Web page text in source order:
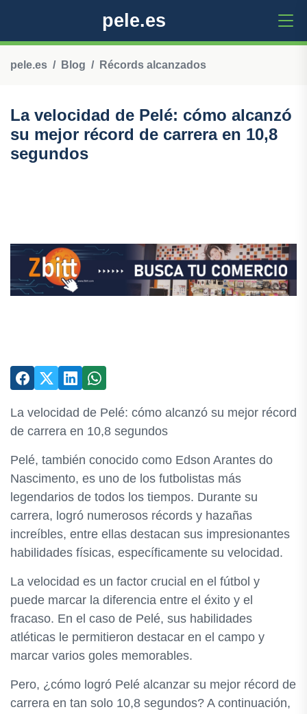
pele.es
pele.es Blog Récords alcanzados
La velocidad de Pelé: cómo alcanzó
su mejor récord de carrera en 10,8
segundos
La velocidad de Pelé: cómo alcanzó su mejor récord
de carrera en 10,8 segundos
Pelé, también conocido como Edson Arantes do
Nascimento, es uno de los futbolistas más
legendarios de todos los tiempos. Durante su
carrera, logró numerosos récords y hazañas
increíbles, entre ellas destacan sus impresionantes
habilidades físicas, específicamente su velocidad.
La velocidad es un factor crucial en el fútbol y
puede marcar la diferencia entre el éxito y el
fracaso. En el caso de Pelé, sus habilidades
atléticas le permitieron destacar en el campo y
marcar varios goles memorables.
Pero, ¿cómo logró Pelé alcanzar su mejor récord de
carrera en tan solo 10,8 segundos? A continuación,